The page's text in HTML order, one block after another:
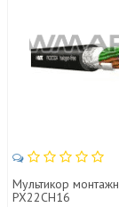
Мультикор
PX22CH16